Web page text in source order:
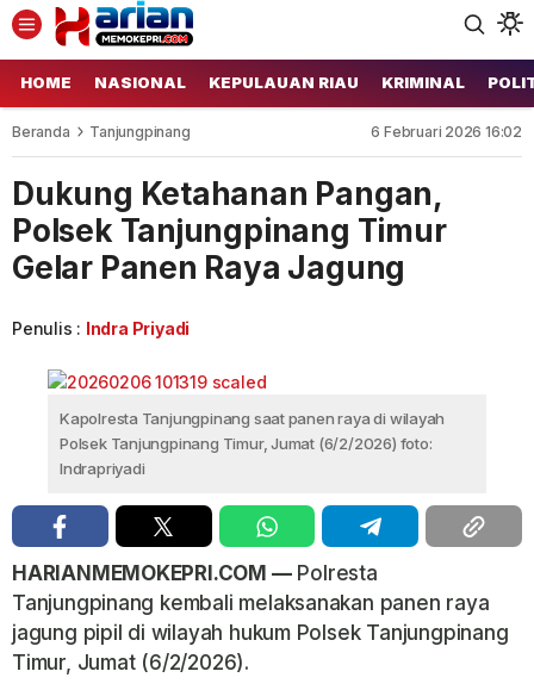
HOME NASIONAL KEPULAUAN RIAU KRIMINAL
Beranda Tanjungpinang 6 Februari 2026 16:02
Dukung Ketahanan Pangan,
Polsek Tanjungpinang Timur
Gelar Panen Raya Jagung
Penulis : Indra Priyadi
Kapolresta Tanjungpinang saat panen raya di wilayah
Polsek Tanjungpinang Timur, Jumat (6/2/2026) foto:
Indrapriyadi
HARIANMEMOKEPRI.COM —Polresta
Tanjungpinang kembali melaksanakan panen raya
jagung pipil di wilayah hukum Polsek Tanjungpinang
Timur, Jumat (6/2/2026).